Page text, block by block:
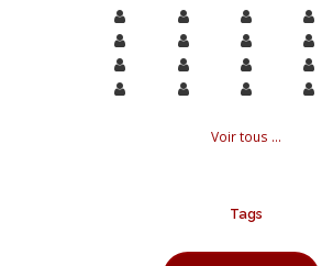
Voir tous ...
Tags